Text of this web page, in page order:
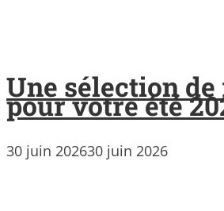
Une sélection
pour votre été
30 juin 202630 juin 2026